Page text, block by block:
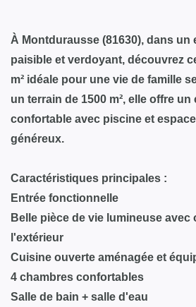
À Montdurausse (81630), dans un
paisible et verdoyant, découvrez
m² idéale pour une vie de famille
un terrain de 1500 m², elle offre un
confortable avec piscine et
généreux.
Caractéristiques principales :
Entrée fonctionnelle
Belle pièce de vie lumineuse
l'extérieur
Cuisine ouverte aménagée et
4 chambres confortables
Salle de bain + salle d'eau